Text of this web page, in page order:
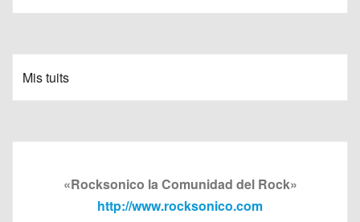
Mis tuits
«Rocksonico la Comunidad del Rock»
http://www.rocksonico.com